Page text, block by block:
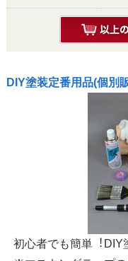
DIY塗装定番用品(個別
初⼼者でも簡単︕DIY